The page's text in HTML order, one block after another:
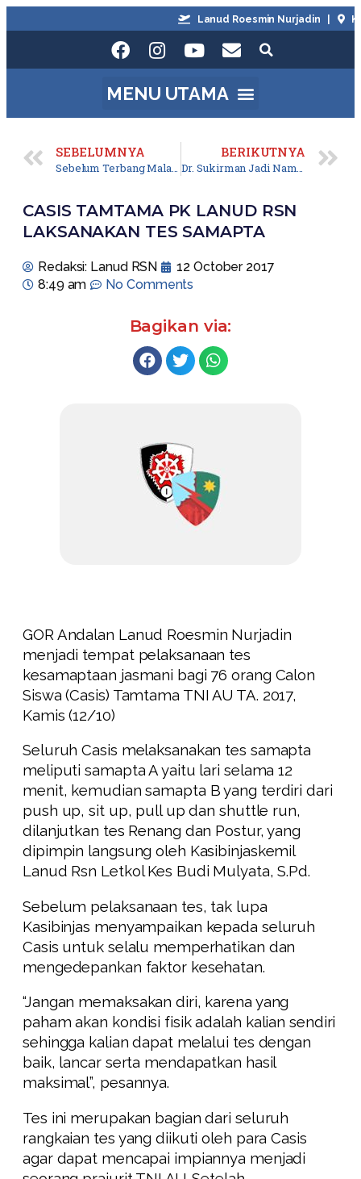
Lanud Roesmin Nurjadin |
SEBELUMNYA BERIKUTNYA
CASIS TAMTAMA PK LANUD RSN
LAKSANAKAN TES SAMAPTA
Redaksi: Lanud RSN
12 October 2017
8:49 am
No Comments
Bagikan via:
GOR Andalan Lanud Roesmin Nurjadin
menjadi tempat pelaksanaan tes
kesamaptaan jasmani bagi 76 orang Calon
Siswa (Casis) Tamtama TNI AU TA. 2017,
Kamis (12/10)
Seluruh Casis melaksanakan tes samapta
meliputi samapta A yaitu lari selama 12
menit, kemudian samapta B yang terdiri dari
push up, sit up, pull up dan shuttle run,
dilanjutkan tes Renang dan Postur, yang
dipimpin langsung oleh Kasibinjaskemil
Lanud Rsn Letkol Kes Budi Mulyata, S.Pd.
Sebelum pelaksanaan tes, tak lupa
Kasibinjas menyampaikan kepada seluruh
Casis untuk selalu memperhatikan dan
mengedepankan faktor kesehatan.
“Jangan memaksakan diri, karena yang
paham akan kondisi fisik adalah kalian sendiri
sehingga kalian dapat melalui tes dengan
baik, lancar serta mendapatkan hasil
maksimal”, pesannya.
Tes ini merupakan bagian dari seluruh
rangkaian tes yang diikuti oleh para Casis
agar dapat mencapai impiannya menjadi